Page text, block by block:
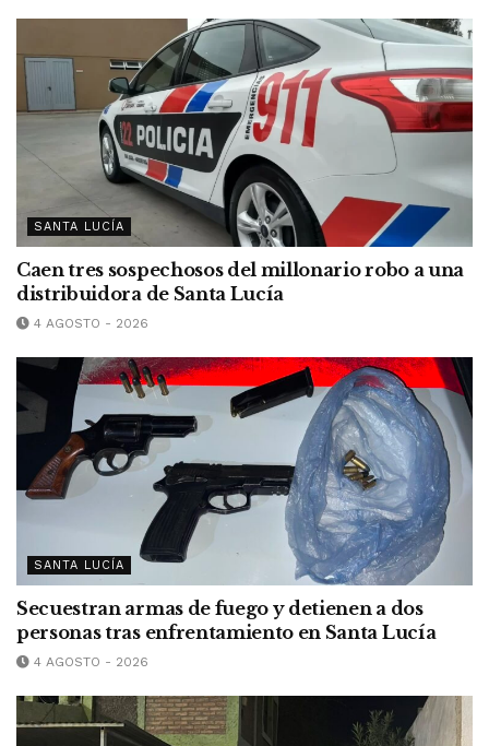
SANTA LUCÍA
Caen tres sospechosos del millonario robo a una
distribuidora de Santa Lucía
4 AGOSTO - 2026
SANTA LUCÍA
Secuestran armas de fuego y detienen a dos
personas tras enfrentamiento en Santa Lucía
4 AGOSTO - 2026